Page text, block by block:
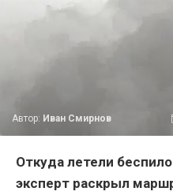
Автор: Иван Смирнов
Откуда летели
эксперт раскрыл